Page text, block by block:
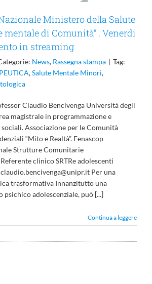
Ministero della Salute
mentale di Comunità” . Venerdi
in streaming
News, Rassegna stampa | Tag:
,Salute Mentale Minori,
Claudio Bencivenga Università degli
magistrale in programmazione e
Associazione per le Comunità
“Mito e Realtà”. Fenascop
Strutture Comunitarie
clinico SRTRe adolescenti
Per una
trasformativa Innanzitutto una
psichico adolescenziale, può [...]
Continua a leggere